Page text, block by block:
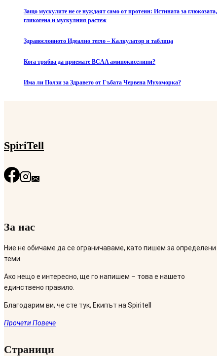
Защо мускулите не се нуждаят само от протеин: Истината за глюкозата,
гликогена и мускулния растеж
Здравословното Идеално тегло – Калкулатор и таблица
Кога трябва да приемате BCAA аминокиселини?
Има ли Ползи за Здравето от Гъбата Червена Мухоморка?
SpiriTell
За нас
Ние не обичаме да се ограничаваме, като пишем за определени
теми.
Ако нещо е интересно, ще го напишем – това е нашето
единствено правило.
Благодарим ви, че сте тук, Екипът на Spiritell
Прочети Повече
Страници